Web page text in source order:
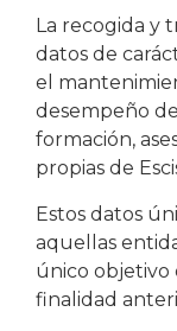
La recogida y
datos de
el
desempeño
formación,
propias de
Estos datos
aquellas
único objetivo
finalidad